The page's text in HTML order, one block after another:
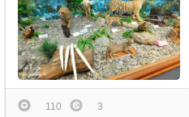
110 3